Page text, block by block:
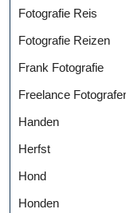
Fotografie Reis
Fotografie Reizen
Frank Fotografie
Freelance
Handen
Herfst
Hond
Honden